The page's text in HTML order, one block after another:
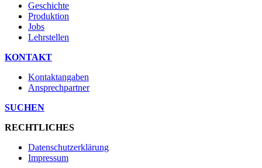
Geschichte
Produktion
Jobs
Lehrstellen
KONTAKT
Kontaktangaben
Ansprechpartner
SUCHEN
RECHTLICHES
Datenschutzerklärung
Impressum